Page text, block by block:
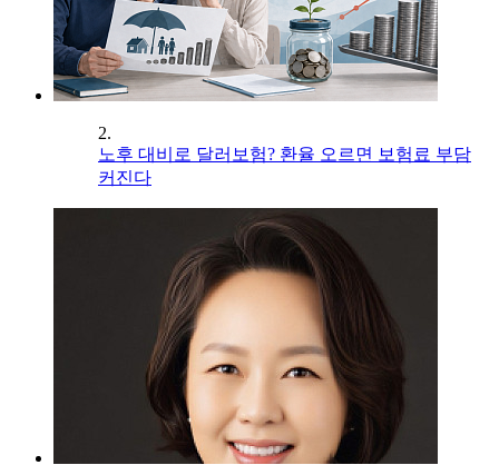
2.
노후 대비로 달러보험? 환율 오르면 보험료 부담
커진다